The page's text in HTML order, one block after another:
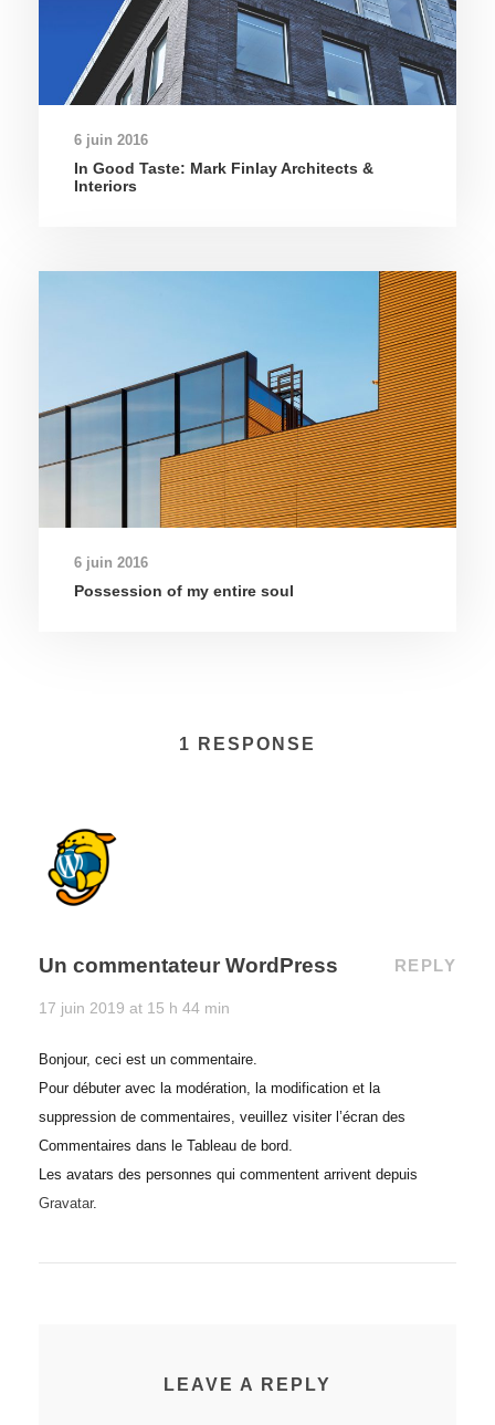
6 juin 2016
In Good Taste: Mark Finlay Architects &
Interiors
6 juin 2016
Possession of my entire soul
1 RESPONSE
Un commentateur WordPress
17 juin 2019 at 15 h 44 min
REPLY
Bonjour, ceci est un commentaire.
Pour débuter avec la modération, la modification et la
suppression de commentaires, veuillez visiter l’écran des
Commentaires dans le Tableau de bord.
Les avatars des personnes qui commentent arrivent depuis
Gravatar.
LEAVE A REPLY